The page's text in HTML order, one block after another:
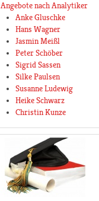
Angebote nach Analytiker
Anke Gluschke
Hans Wagner
Jasmin Meißl
Peter Schöber
Sigrid Sassen
Silke Paulsen
Susanne Ludewig
Heike Schwarz
Christin Kunze